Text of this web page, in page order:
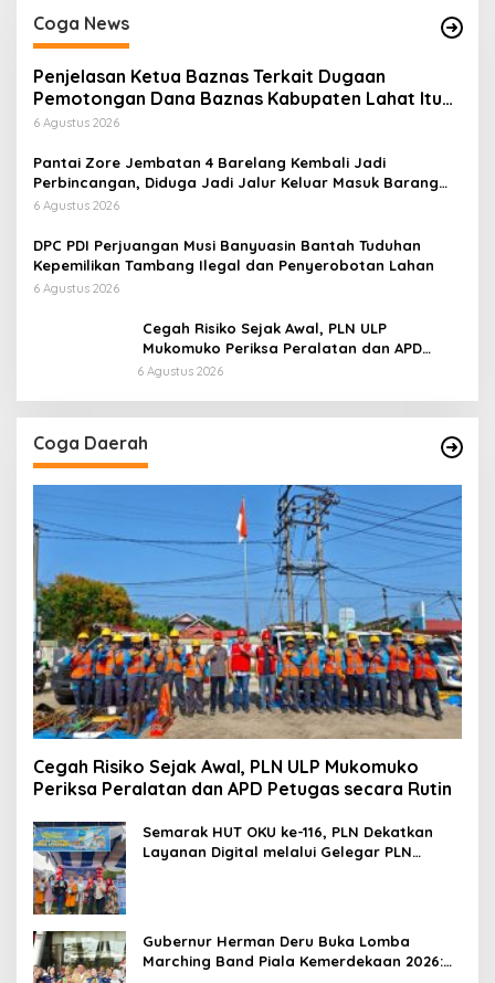
Coga News
Penjelasan Ketua Baznas Terkait Dugaan
Pemotongan Dana Baznas Kabupaten Lahat Itu
Tidak Benar
6 Agustus 2026
Pantai Zore Jembatan 4 Barelang Kembali Jadi
Perbincangan, Diduga Jadi Jalur Keluar Masuk Barang
Tanpa Dokumen Kepabeanan, Nama Berinisial WL
di Kawasan Pesisir
6 Agustus 2026
DPC PDI Perjuangan Musi Banyuasin Bantah Tuduhan
Kepemilikan Tambang Ilegal dan Penyerobotan Lahan
6 Agustus 2026
Cegah Risiko Sejak Awal, PLN ULP
Mukomuko Periksa Peralatan dan APD
Petugas secara Rutin
6 Agustus 2026
Coga Daerah
Cegah Risiko Sejak Awal, PLN ULP Mukomuko
Periksa Peralatan dan APD Petugas secara Rutin
Semarak HUT OKU ke-116, PLN Dekatkan
Layanan Digital melalui Gelegar PLN
Gubernur Herman Deru Buka Lomba
Marching Band Piala Kemerdekaan 2026: